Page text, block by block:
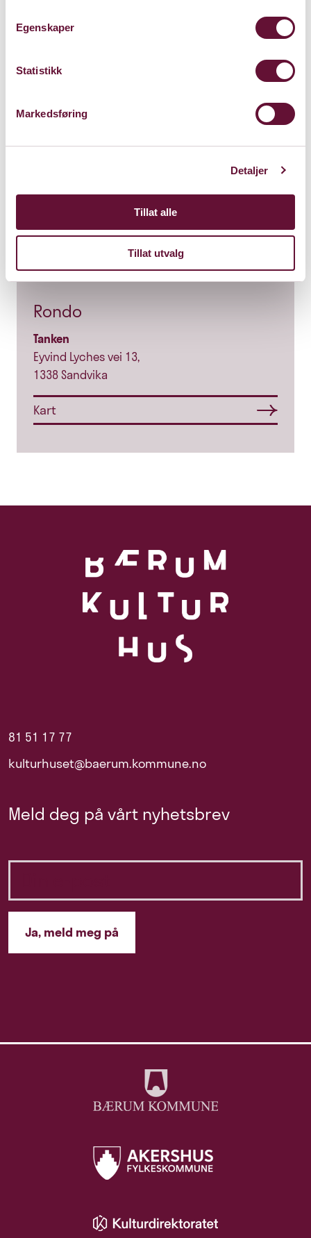
Egenskaper
Statistikk
Markedsføring
Detaljer
Tillat alle
Tillat utvalg
Rondo
Tanken
Eyvind Lyches vei 13,
1338 Sandvika
Kart
81 51 17 77
kulturhuset@baerum.kommune.no
Meld deg på vårt nyhetsbrev